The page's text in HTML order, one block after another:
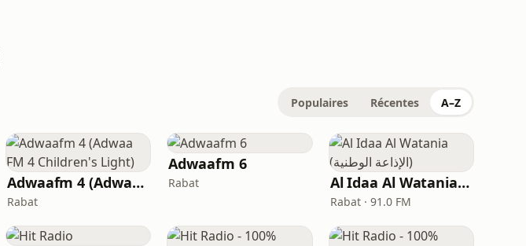
Populaires Récentes A–Z
Adwaafm 4 (Adwaa FM 4 Children's Light)
Rabat
Adwaafm 6
Rabat Al Idaa Al Watania (الإذاعة الوطنية)
Rabat · 91.0 FM